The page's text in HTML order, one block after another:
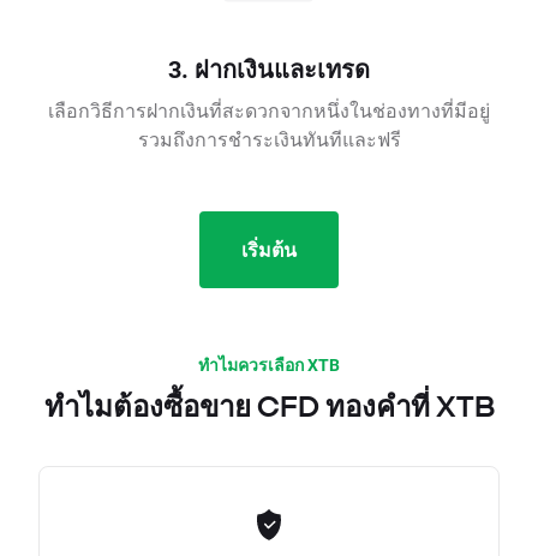
3. ฝากเงินและเทรด
เลือกวิธีการฝากเงินที่สะดวกจากหนึ่งในช่องทางที่มีอยู่
รวมถึงการชำระเงินทันทีและฟรี
เริ่มต้น
ทำไมควรเลือก XTB
ทำไมต้องซื้อขาย CFD ทองคำที่ XTB